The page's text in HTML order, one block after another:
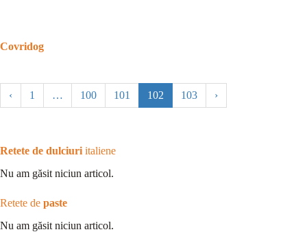
Covridog
‹ 1 … 100 101 102 103 ›
Retete de dulciuri italiene
Nu am găsit niciun articol.
Retete de paste
Nu am găsit niciun articol.